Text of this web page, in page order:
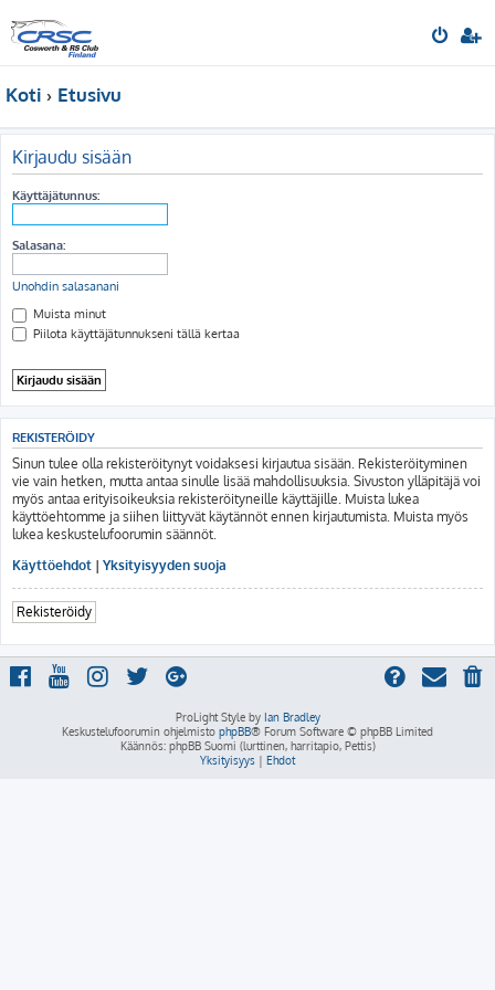
Koti Etusivu
Kirjaudu sisään
Käyttäjätunnus:
Salasana:
Unohdin salasanani
Muista minut
Piilota käyttäjätunnukseni tällä kertaa
REKISTERÖIDY
Sinun tulee olla rekisteröitynyt voidaksesi kirjautua sisään. Rekisteröityminen
vie vain hetken, mutta antaa sinulle lisää mahdollisuuksia. Sivuston ylläpitäjä voi
myös antaa erityisoikeuksia rekisteröityneille käyttäjille. Muista lukea
käyttöehtomme ja siihen liittyvät käytännöt ennen kirjautumista. Muista myös
lukea keskustelufoorumin säännöt.
Käyttöehdot | Yksityisyyden suoja
Rekisteröidy
ProLight Style by Ian Bradley
Keskustelufoorumin ohjelmisto phpBB® Forum Software © phpBB Limited
Käännös: phpBB Suomi (lurttinen, harritapio, Pettis)
Yksityisyys | Ehdot